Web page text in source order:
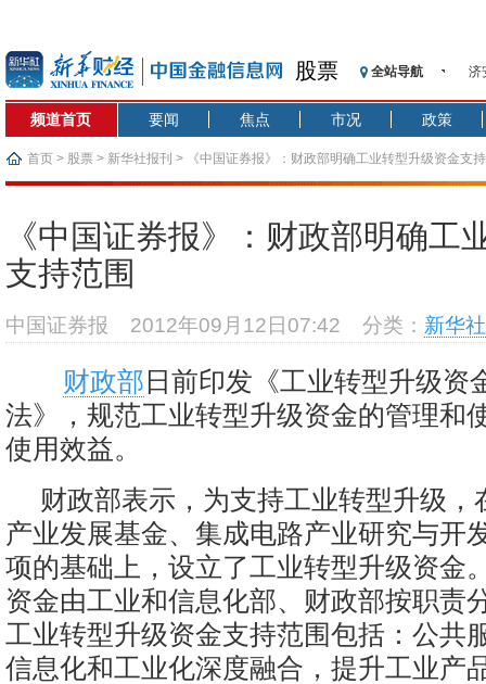
股票 全站导航
济
【
【
济
在
沥
频道首页 要闻 焦点 市况 政策
首页 > 股票 > 新华社报刊 > 《中国证券报》：财政部明确工业转型升级资金支
《中国证券报》：财政部明确工
支持范围
中国证券报 2012年09月12日07:42 分类： 新华
财政部 日前印发《工业转型升级资
法》，规范工业转型升级资金的管理和
使用效益。
财政部表示，为支持工业转型升级，
产业发展基金、集成电路产业研究与开
项的基础上，设立了工业转型升级资金
资金由工业和信息化部、财政部按职责
工业转型升级资金支持范围包括：公共
信息化和工业化深度融合，提升工业产